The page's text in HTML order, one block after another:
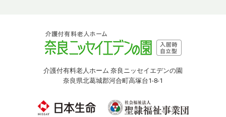
介護付有料老人ホーム 奈良ニッセイエデンの園
奈良県北葛城郡河合町高塚台1-8-1